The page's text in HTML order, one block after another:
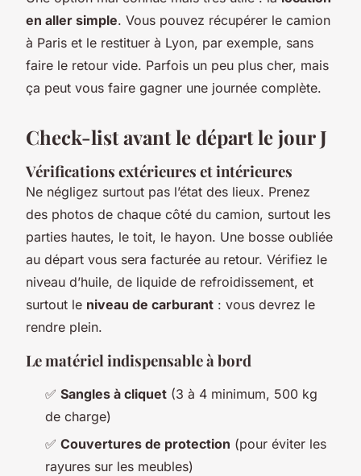
en aller simple. Vous pouvez récupérer le camion
à Paris et le restituer à Lyon, par exemple, sans
faire le retour vide. Parfois un peu plus cher, mais
ça peut vous faire gagner une journée complète.
Check-list avant le départ le jour J
Vérifications extérieures et intérieures
Ne négligez surtout pas l’état des lieux. Prenez
des photos de chaque côté du camion, surtout les
parties hautes, le toit, le hayon. Une bosse oubliée
au départ vous sera facturée au retour. Vérifiez le
niveau d’huile, de liquide de refroidissement, et
surtout le niveau de carburant : vous devrez le
rendre plein.
Le matériel indispensable à bord
✅ Sangles à cliquet (3 à 4 minimum, 500 kg
de charge)
✅ Couvertures de protection (pour éviter les
rayures sur les meubles)